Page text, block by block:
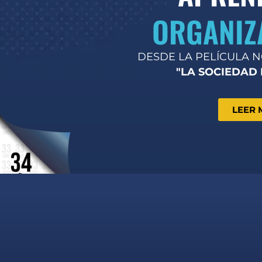
DESDE LA PELÍCULA
"LA SOCIEDAD
LEER